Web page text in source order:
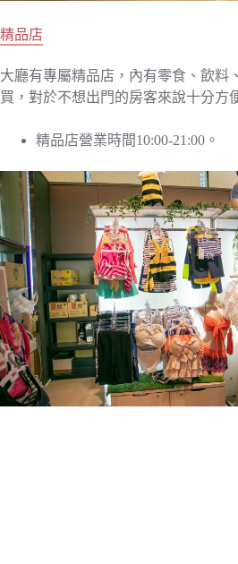
精品店
大廳有專屬精品店，內有零食、飲料
買，對於不想出門的房客來說十分方
精品店營業時間10:00-21:00。